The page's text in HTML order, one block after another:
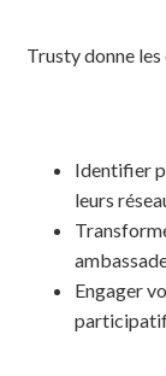
Trusty donne
Identifier
leurs
Engager